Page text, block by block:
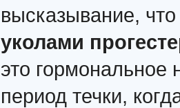
высказывание,
уколами
это гормональное
период течки,